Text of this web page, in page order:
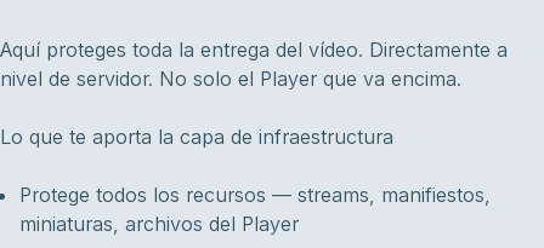
Aquí proteges toda la entrega del vídeo. Directamente a
nivel de servidor. No solo el Player que va encima.
Lo que te aporta la capa de infraestructura
Protege todos los recursos — streams, manifiestos,
miniaturas, archivos del Player